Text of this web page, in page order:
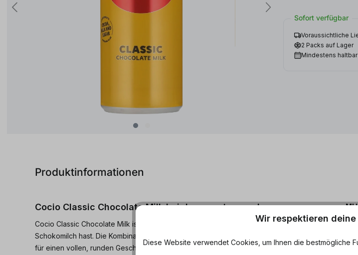
Sofort verfügbar
Voraussichtliche
2 Packs auf Lager
Mindestens haltbar
Produktinformationen
Cocio Classic Chocolate Milk bei dosenmatrosen.de
Cocio Classic Chocolate Milk ist genau das Richtige, wenn du Lust auf richtig cremige
Schokomilch hast. Die Kombination aus Milch, Kakao und einer angenehmen Süße sorgt
für einen vollen, runden Geschmack, der eher an Trinkschokolade erinnert als an
Wir respektieren
Diese Website verwendet Cookies, um Ihnen die bestmögliche